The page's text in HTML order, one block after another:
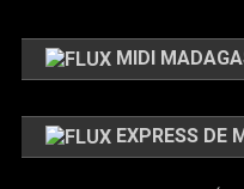
MIDI
EXPRESS DE